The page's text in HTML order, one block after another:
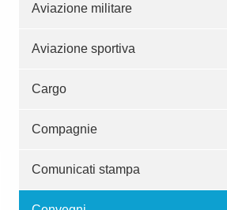
Aviazione militare
Aviazione sportiva
Cargo
Compagnie
Comunicati stampa